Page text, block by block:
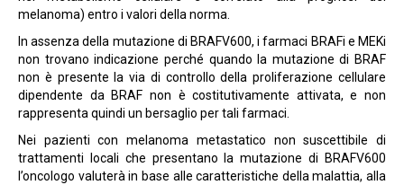
melanoma) entro i valori della norma.
In assenza della mutazione di BRAFV600, i farmaci BRAFi e MEKi
non trovano indicazione perché quando la mutazione di BRAF
non è presente la via di controllo della proliferazione cellulare
dipendente da BRAF non è costitutivamente attivata, e non
rappresenta quindi un bersaglio per tali farmaci.
Nei pazienti con melanoma metastatico non suscettibile di
trattamenti locali che presentano la mutazione di BRAFV600
l’oncologo valuterà in base alle caratteristiche della malattia, alla